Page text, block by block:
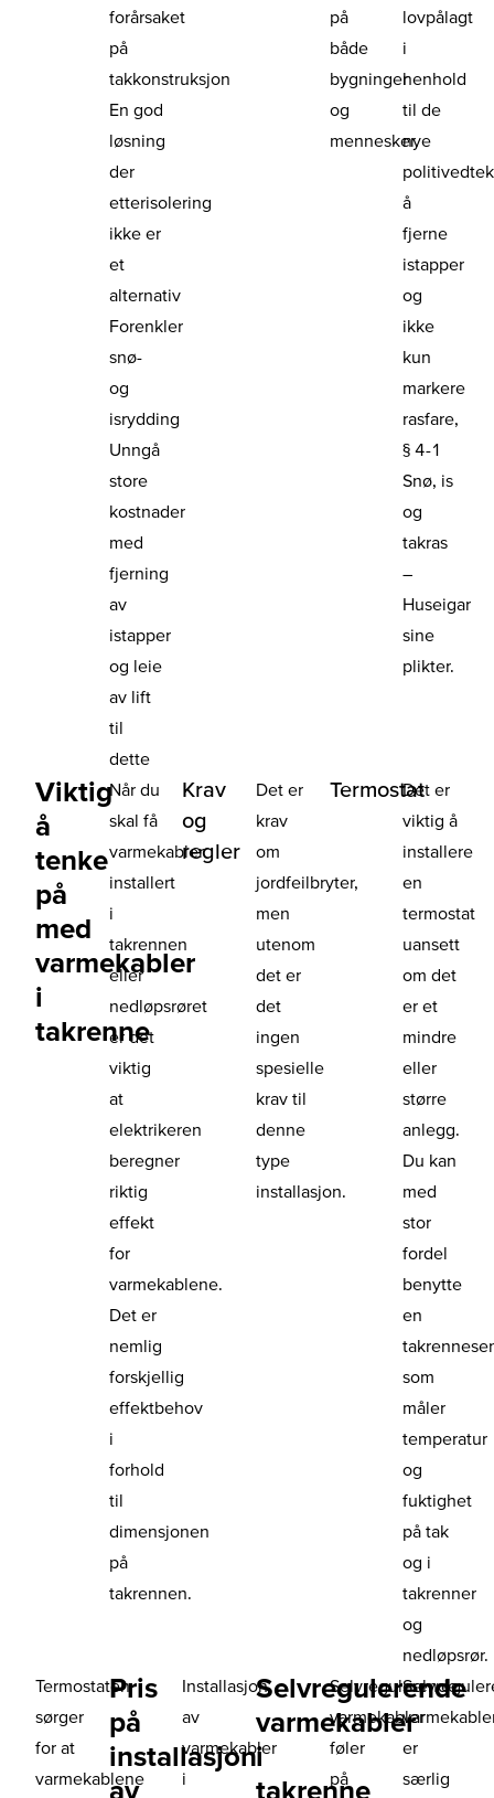
forårsaket
på
takkonstruksjon
En god
løsning
der
etterisolering
ikke er
et
alternativ
Forenkler
snø-
og
isrydding
Unngå
store
kostnader
med
fjerning
av
istapper
og leie
av lift
til
dette
på
både
bygninger
og
mennesker.
lovpålagt
i
henhold
til de
nye
å
fjerne
istapper
og
ikke
kun
markere
rasfare,
§ 4-1
Snø, is
og
takras
–
Huseigar
sine
plikter.
Viktig
å
tenke
på
med
varmekabler
i
takrenne
Når du
skal få
varmekabler
installert
i
takrennen
eller
nedløpsrøret
er det
viktig
at
elektrikeren
beregner
riktig
effekt
for
varmekablene.
Det er
nemlig
forskjellig
effektbehov
i
forhold
til
dimensjonen
på
takrennen.
Krav
og
regler
Det er
krav
om
jordfeilbryter,
men
utenom
det er
det
ingen
spesielle
krav til
denne
type
installasjon.
TermostatDet er
viktig å
installere
en
termostat
uansett
om det
er et
mindre
eller
større
anlegg.
Du kan
med
stor
fordel
benytte
en
som
måler
temperatur
og
fuktighet
på tak
og i
takrenner
og
nedløpsrør.
Termostaten
sørger
for at
varmekablene
Pris
på
installasjon
av
Installasjon
av
varmekabler
i
Selvregulerende
varmekabler
i
takrenne
Selvregulerende
varmekabler
føler
på
er
særlig